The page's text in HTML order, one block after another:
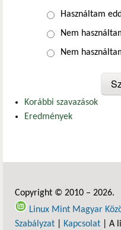
Választások
Használtam
Nem
Nem
Korábbi szavazások
Eredmények
Copyright © 2010 – 2026.
Linux Mint Magyar
Szabályzat
Kapcsolat | A